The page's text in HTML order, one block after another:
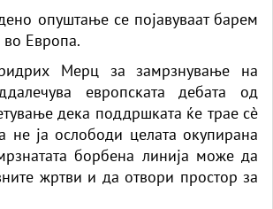
опуштање се појавуваат барем
Европа.
Мерц за замрзнување на
европската дебата од
дека поддршката ќе трае сè
не ја ослободи целата окупирана
борбена линија може да
жртви и да отвори простор за